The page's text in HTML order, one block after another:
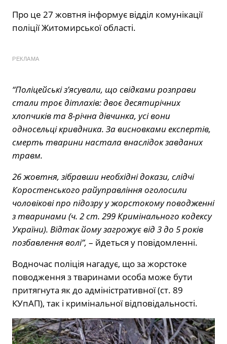
Про це 27 жовтня інформує відділ комунікації
поліції Житомирської області.
РЕКЛАМА
“Поліцейські з’ясували, що свідками розправи
стали троє дітлахів: двоє десятирічних
хлопчиків та 8-річна дівчинка, усі вони
односельці кривдника. За висновками експертів,
смерть тварини настала внаслідок завданих
травм.
26 жовтня, зібравши необхідні докази, слідчі
Коростенського райуправління оголосили
чоловікові про підозру у жорстокому поводженні
з тваринами (ч. 2 ст. 299 Кримінального кодексу
України). Відтак йому загрожує від 3 до 5 років
позбавлення волі”, – йдеться у повідомленні.
Водночас поліція нагадує, що за жорстоке
поводження з тваринами особа може бути
притягнута як до адміністративної (ст. 89
КУпАП), так і кримінальної відповідальності.